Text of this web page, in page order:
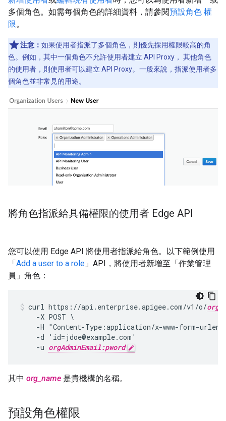
多個角色。如需每個角色的詳細資料，請參閱預設角色 權
限。
注意： 如果使用者指派了多個角色，則優先採用權限較高的角
色。例如，其中一個角色不允許使用者建立 API Proxy， 其他角色
的使用者，則使用者可以建立 API Proxy。一般來說，指派使用者多
個角色並非常見的用途。
將角色指派給具備權限的使用者 Edge API
您可以使用 Edge API 將使用者指派給角色。以下範例使用
「 Add a user to a role 」API，將使用者新增至「作業管理
員」角色：
curl https://api.enterprise.apigee.com/v1/o/
    -X POST \
-H "Content-Type:application/x-www-form-
    -d 'id=jdoe@example.com'
    -u
orgAdminEmail:pword
其中 org_name 是貴機構的名稱。
預設角色權限